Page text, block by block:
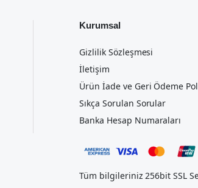
Kurumsal
Gizlilik Sözleşmesi
İletişim
Ürün İade ve Geri Ödeme
Sıkça Sorulan Sorular
Banka Hesap Numaraları
Tüm bilgileriniz 256bit SSL